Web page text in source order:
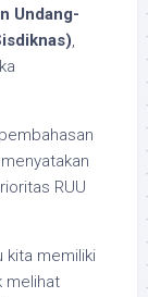
Undang-
,
RUU
kita memiliki
melihat